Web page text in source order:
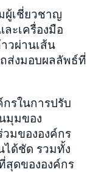
ผู้เชี่ยวชาญ
ะเครื่องมือ
วผ่านเส้น
ส่งมอบผลลัพธ์ที่
รในการปรับ
มุมของ
มขององค์กร
ได้ชัด รวมทั้ง
ดขององค์กร